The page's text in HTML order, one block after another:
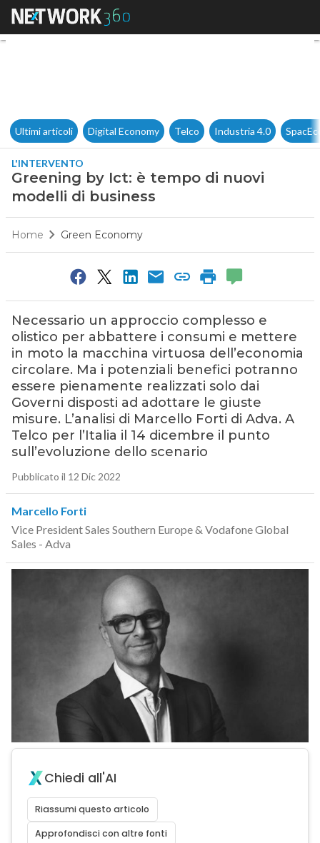
Greening by Ict: è tempo di
Ultimi articoli Digital Economy Telco Industria 4.0
L'INTERVENTO
Greening by Ict: è tempo di nuovi
modelli di business
Home Green Economy
Necessario un approccio complesso e
olistico per abbattere i consumi e mettere
in moto la macchina virtuosa dell’economia
circolare. Ma i potenziali benefici potranno
essere pienamente realizzati solo dai
Governi disposti ad adottare le giuste
misure. L’analisi di Marcello Forti di Adva. A
Telco per l’Italia il 14 dicembre il punto
sull’evoluzione dello scenario
Pubblicato il 12 Dic 2022
Marcello Forti
Vice President Sales Southern Europe & Vodafone Global
Sales - Adva
Chiedi all'AI
Riassumi questo articolo
Approfondisci con altre fonti